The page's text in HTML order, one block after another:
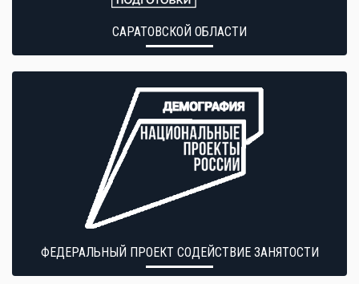
САРАТОВСКОЙ ОБЛАСТИ
ФЕДЕРАЛЬНЫЙ ПРОЕКТ СОДЕЙСТВИЕ ЗАНЯТОСТИ